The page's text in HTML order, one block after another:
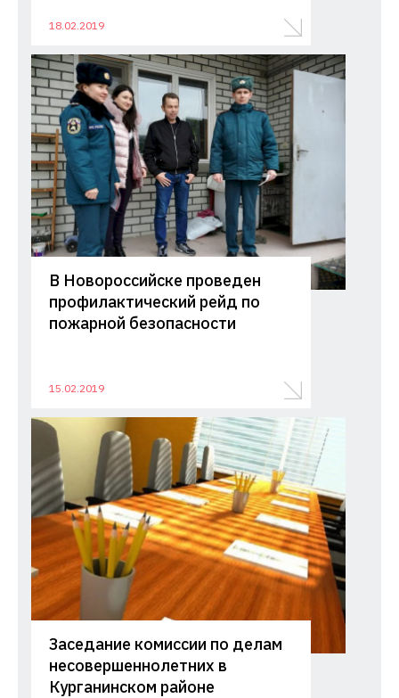
18.02.2019
В Новороссийске проведен
профилактический рейд по
пожарной безопасности
15.02.2019
Заседание комиссии по делам
несовершеннолетних в
Курганинском районе